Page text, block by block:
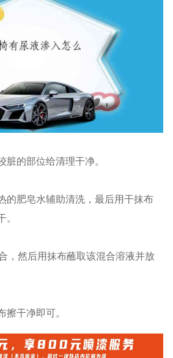
脏的部位给清理干净。
的肥皂水辅助清洗，最后用干抹布
。
，然后用抹布蘸取该混合溶液并放
擦干净即可。